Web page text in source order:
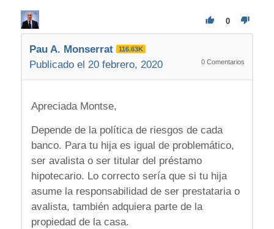
0
Pau A. Monserrat 116.63K
Publicado el 20 febrero, 2020 0 Comentarios
Apreciada Montse,
Depende de la política de riesgos de cada
banco. Para tu hija es igual de problemático,
ser avalista o ser titular del préstamo
hipotecario. Lo correcto sería que si tu hija
asume la responsabilidad de ser prestataria o
avalista, también adquiera parte de la
propiedad de la casa.